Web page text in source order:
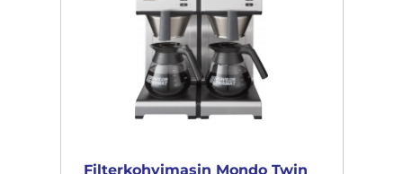
Filterkohvimasin Mondo Twin